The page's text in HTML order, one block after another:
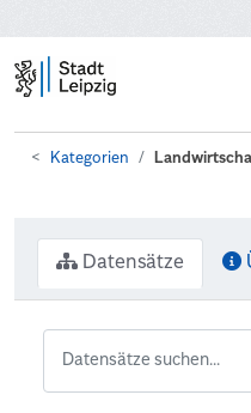
Kategorien
Datensätze